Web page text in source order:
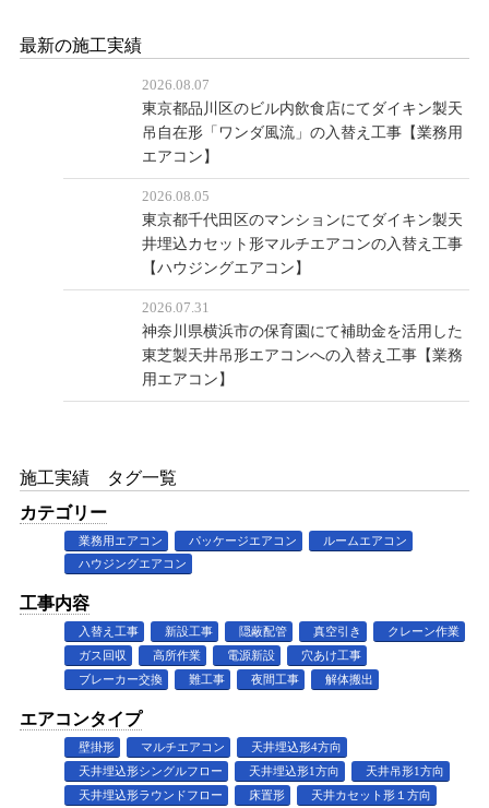
最新の施工実績
2026.08.07
東京都品川区のビル内飲食店にてダイキン製天
吊自在形「ワンダ風流」の入替え工事【業務用
エアコン】
2026.08.05
東京都千代田区のマンションにてダイキン製天
井埋込カセット形マルチエアコンの入替え工事
【ハウジングエアコン】
2026.07.31
神奈川県横浜市の保育園にて補助金を活用した
東芝製天井吊形エアコンへの入替え工事【業務
用エアコン】
施工実績 タグ一覧
カテゴリー
業務用エアコン パッケージエアコン
ルームエアコン
ハウジングエアコン
工事内容
入替え工事 新設工事 隠蔽配管 真空引き
クレーン作業
ガス回収
高所作業 電源新設
穴あけ工事
ブレーカー交換
難工事 夜間工事 解体搬出
エアコンタイプ
壁掛形 マルチエアコン
天井埋込形4方向
天井埋込形シングルフロー
天井埋込形1方向
天井吊形1方向
天井埋込形ラウンドフロー
床置形
天井カセット形１方向